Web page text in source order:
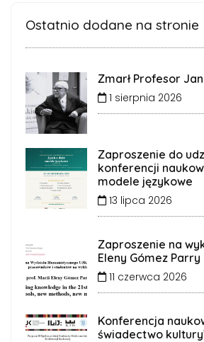
Ostatnio dodane na stronie
Zmarł Profesor Jan
1 sierpnia 2026
Zaproszenie do
konferencji
modele językowe
13 lipca 2026
Zaproszenie na
Eleny Gómez Parry
11 czerwca 2026
Konferencja
świadectwo